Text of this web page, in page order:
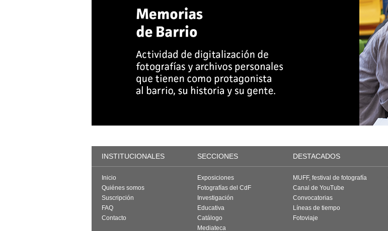
INSTITUCIONALES SECCIONES DESTACADOS
Inicio
Quiénes somos
Suscripción
FAQ
Contacto
Exposiciones
Fotografías del CdF
Investigación
Educativa
Catálogo
Mediateca
MUFF, festival de fotografía
Canal de YouTube
Convocatorias
Líneas de tiempo
Fotoviaje